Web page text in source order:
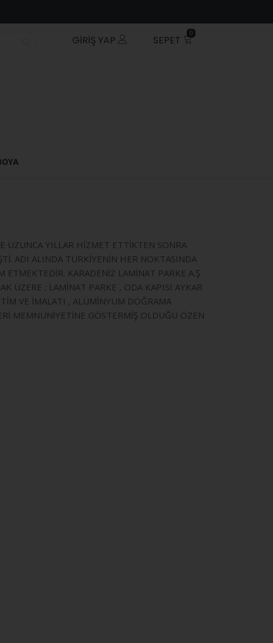
GIRIŞ YAP SEPET
0
UZUNCA YILLAR HİZMET ETTİKTEN SONRA
ADI ALINDA TÜRKİYENİN HER NOKTASINDA
KARADENİZ LAMİNAT PARKE A.Ş
ÜZERE ; LAMİNAT PARKE , ODA KAPISI AYKAR
VE İMALATI , ALÜMİNYUM DOĞRAMA
MEMNUNİYETİNE GÖSTERMİŞ OLDUĞU ÖZEN